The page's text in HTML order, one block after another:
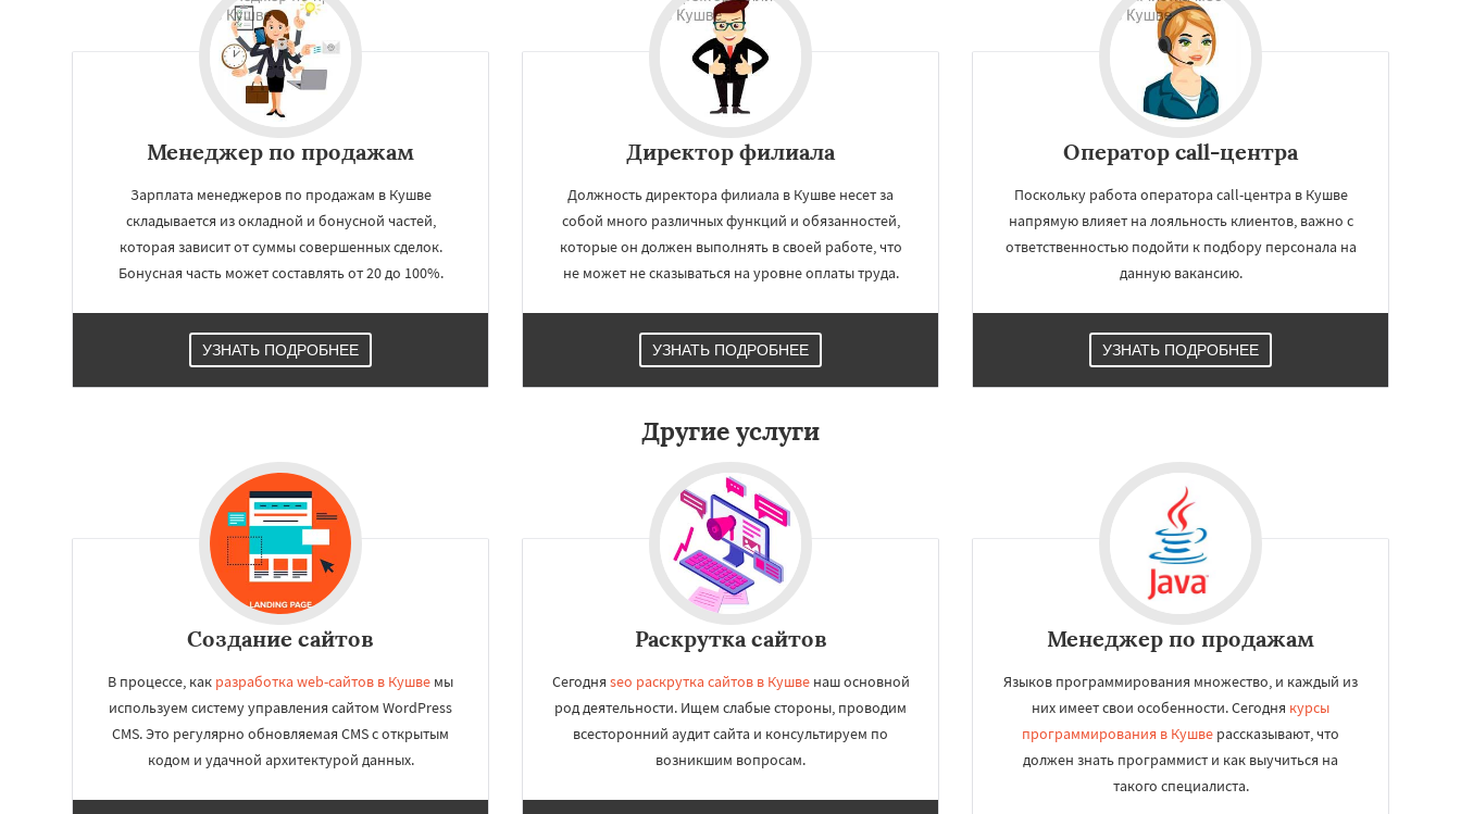
Лесной Михайловск
Невьянск
Нижние Серги
Нижний Тагил
Нижняя Салда
Нижняя Тура
Новая Ляля
Новоуральск
Среднеуральск
Тавда
Менеджер по продажам
Зарплата менеджеров по продажам в Кушве
складывается из окладной и бонусной частей,
которая зависит от суммы совершенных сделок.
Бонусная часть может составлять от 20 до 100%.
УЗНАТЬ ПОДРОБНЕЕ
Директор филиала
Должность директора филиала в Кушве несет за
собой много различных функций и обязанностей,
которые он должен выполнять в своей работе, что
не может не сказываться на уровне оплаты труда.
УЗНАТЬ ПОДРОБНЕЕ
Оператор call-центра
Поскольку работа оператора call-центра в Кушве
напрямую влияет на лояльность клиентов, важно с
ответственностью подойти к подбору персонала на
данную вакансию.
УЗНАТЬ ПОДРОБНЕЕ
Другие услуги
Создание сайтов
В процессе, как разработка web-сайтов в Кушве мы
используем систему управления сайтом WordPress
CMS. Это регулярно обновляемая CMS с открытым
кодом и удачной архитектурой данных.
Раскрутка сайтов
Сегодня seo раскрутка сайтов в Кушвенаш основной
род деятельности. Ищем слабые стороны, проводим
всесторонний аудит сайта и консультируем по
возникшим вопросам.
Менеджер по продажам
Языков программирования множество, и каждый из
них имеет свои особенности. Сегодня курсы
программирования в Кушве рассказывают, что
должен знать программист и как выучиться на
такого специалиста.
УЗНАТЬ ПОДРОБНЕЕ
Даю согласие на обработку персональных данных